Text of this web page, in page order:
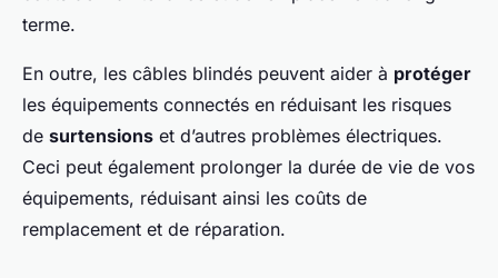
terme.
En outre, les câbles blindés peuvent aider à protéger
les équipements connectés en réduisant les risques
de surtensions et d’autres problèmes électriques.
Ceci peut également prolonger la durée de vie de vos
équipements, réduisant ainsi les coûts de
remplacement et de réparation.